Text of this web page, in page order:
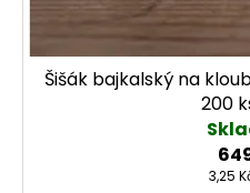
Šišák bajkalský na
200
3,25